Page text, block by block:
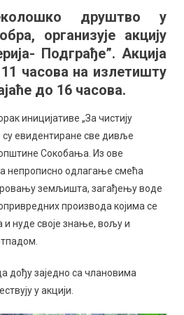
друштво у
организује акцију
Подграђе”. Акција
часова на излетишту
до 16 часова.
иницијативе „За чистију
су евидентиране све дивље
Сокобања. Из ове
непрописно одлагање смећа
земљишта, загађењу воде
производа којима се
нуде своје знање, вољу и
дођу заједно са члановима
у акцији.